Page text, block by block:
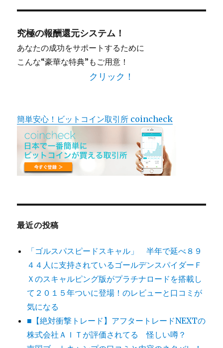
象:
究極の報酬還元システム！
あなたの成功をサポートするために
こんな“豪華な特典”もご用意！
クリック！
簡単安心！ビットコイン取引所 coincheck
最近の投稿
「ゴルスパスピードスキャル」 半年で延べ８９
４４人に支持されているゴールデンスパイダーＦ
Ｘのスキャルピング版がプラチナロードを搭載し
て２０１５年ついに登場！のレビューと口コミが
気になる
■【絶対衝撃トレード】アフタートレードNEXTの
株式会社ＡＩＴが評価されてる 怪しい噂？